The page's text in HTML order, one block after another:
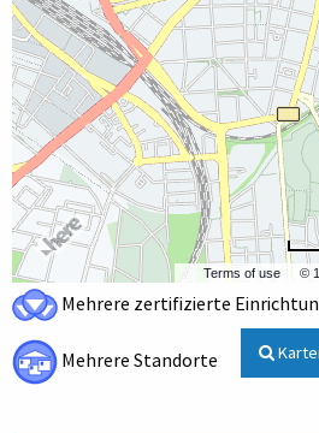
Terms of use ©
Mehrere zertifizierte
Mehrere Standorte